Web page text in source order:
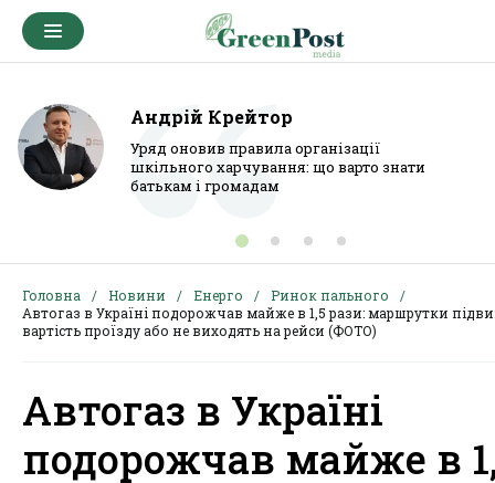
Андрій Крейтор
Уряд оновив правила організації
шкільного харчування: що варто знати
батькам і громадам
Головна Новини Енерго
Ринок пального
Автогаз в Україні подорожчав майже в 1,5 рази: маршрутки
вартість проїзду або не виходять на рейси (ФОТО)
Автогаз в Україні
подорожчав майже в